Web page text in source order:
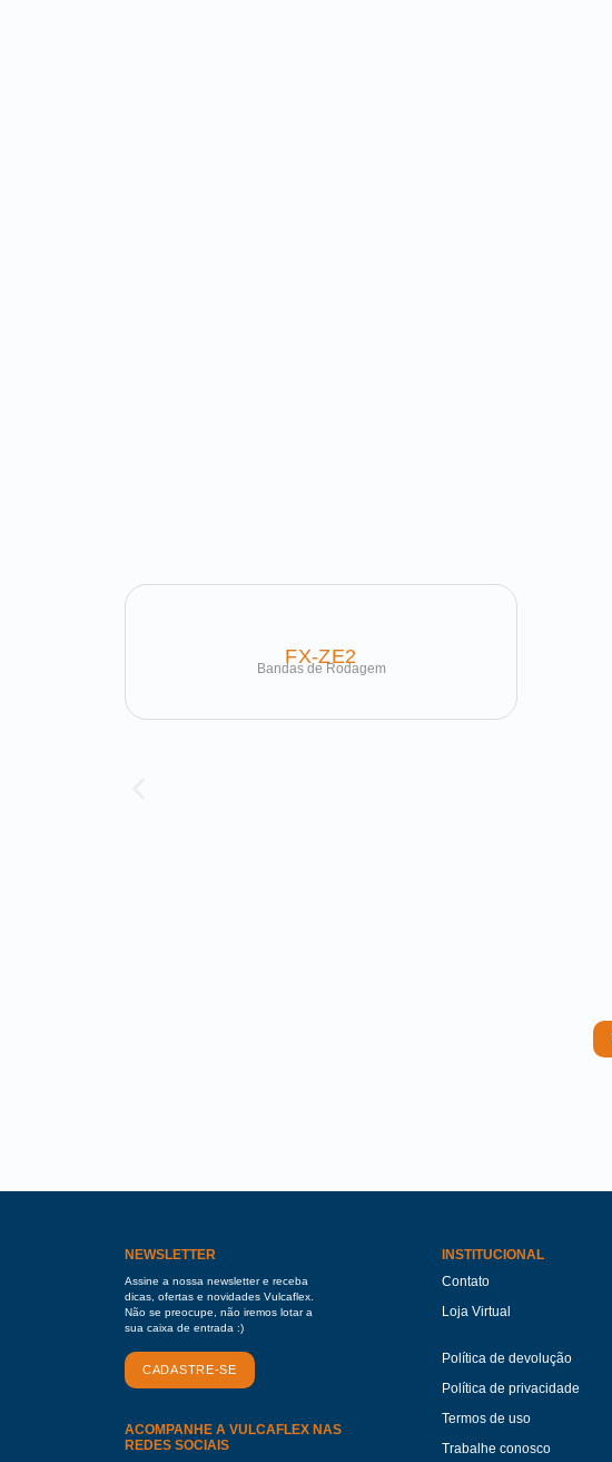
FX-ZE2
Bandas de Rodagem
NEWSLETTER
Assine a nossa newsletter e receba
dicas, ofertas e novidades Vulcaflex.
Não se preocupe, não iremos lotar a
sua caixa de entrada :)
CADASTRE-SE
ACOMPANHE A VULCAFLEX NAS
REDES SOCIAIS
INSTITUCIONAL
Contato
Loja Virtual
Política de devolução
Política de privacidade
Termos de uso
Trabalhe conosco